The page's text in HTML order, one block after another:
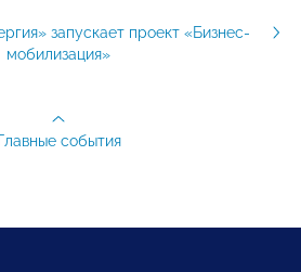
запускает проект «Бизнес-
мобилизация»
Главные события